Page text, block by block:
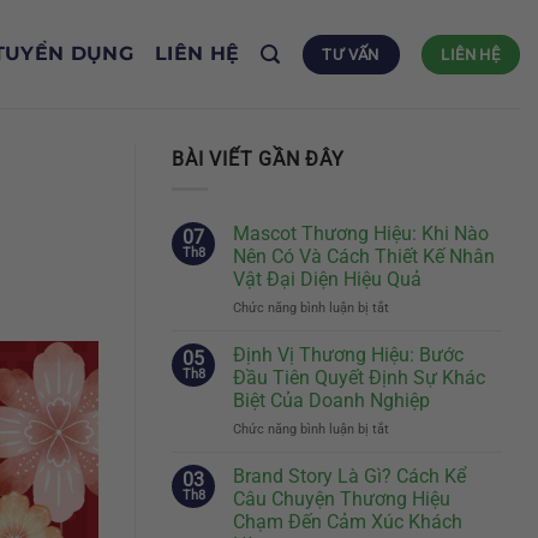
DỤNG LIÊN HỆ TƯ VẤN LIÊN HỆ
BÀI VIẾT GẦN ĐÂY
07
Th8
Mascot Thương Hiệu: Khi Nào
Nên Có Và Cách Thiết Kế Nhân
Vật Đại Diện Hiệu Quả
Chức năng bình luận bị tắt
Thương
Hiệu:
Khi
Nào
Và
Cách
Thiết
Kế
05
Th8
Định Vị Thương Hiệu: Bước
Đầu Tiên Quyết Định Sự Khác
Biệt Của Doanh Nghiệp
Chức năng bình luận bị tắt
Vị
Thương
Hiệu:
Bước
03
Th8
Brand Story Là Gì? Cách Kể
Câu Chuyện Thương Hiệu
Chạm Đến Cảm Xúc Khách